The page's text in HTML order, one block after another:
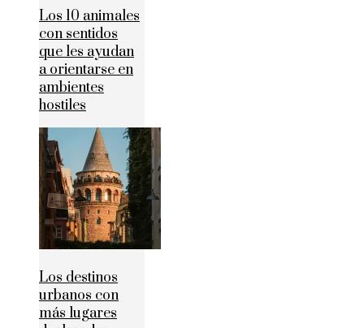
Los 10 animales
con sentidos
que les ayudan
a orientarse en
ambientes
hostiles
Los destinos
urbanos con
más lugares